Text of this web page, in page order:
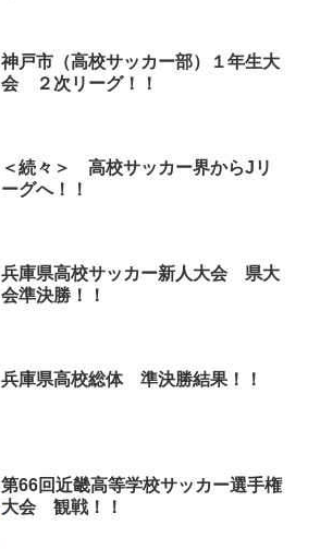
神戸市（高校サッカー部）１年生大
会 ２次リーグ！！
＜続々＞ 高校サッカー界からJリ
ーグへ！！
兵庫県高校サッカー新人大会 県大
会準決勝！！
兵庫県高校総体 準決勝結果！！
第66回近畿高等学校サッカー選手権
大会 観戦！！